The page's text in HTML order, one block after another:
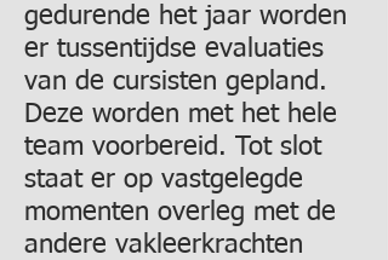
gedurende het jaar worden
er tussentijdse evaluaties
van de cursisten gepland.
Deze worden met het hele
team voorbereid. Tot slot
staat er op vastgelegde
momenten overleg met de
andere vakleerkrachten